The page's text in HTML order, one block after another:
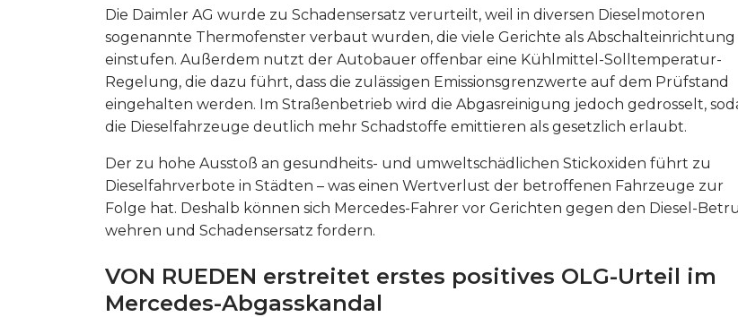
Die Daimler AG wurde zu Schadensersatz verurteilt, weil in diversen Dieselmotoren
sogenannte Thermofenster verbaut wurden, die viele Gerichte als Abschalteinrichtung
einstufen. Außerdem nutzt der Autobauer offenbar eine Kühlmittel-Solltemperatur-
Regelung, die dazu führt, dass die zulässigen Emissionsgrenzwerte auf dem Prüfstand
eingehalten werden. Im Straßenbetrieb wird die Abgasreinigung jedoch gedrosselt,
die Dieselfahrzeuge deutlich mehr Schadstoffe emittieren als gesetzlich erlaubt.
Der zu hohe Ausstoß an gesundheits- und umweltschädlichen Stickoxiden führt zu
Dieselfahrverbote in Städten – was einen Wertverlust der betroffenen Fahrzeuge zur
Folge hat. Deshalb können sich Mercedes-Fahrer vor Gerichten gegen den Diesel-
wehren und Schadensersatz fordern.
VON RUEDEN erstreitet erstes positives OLG-Urteil im
Mercedes-Abgasskandal